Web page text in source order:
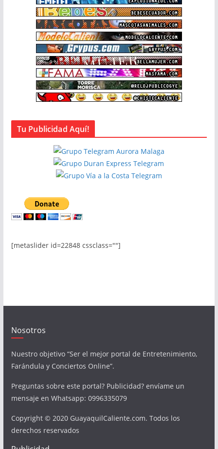
Tu Publicidad Aquí!
[metaslider id=22848 cssclass=""]
Nosotros
Nuestro objetivo “Ser el mejor portal de Entretenimiento,
Farándula y Conciertos Online”.
Preguntas sobre este portal? Publicidad? envíame un
mensaje en Whatsapp: 0996335079
Copyright © 2020 GuayaquilCaliente.com. Todos los
derechos reservados